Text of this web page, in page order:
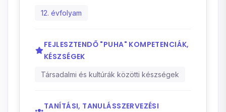
12. évfolyam
FEJLESZTENDŐ "PUHA" KOMPETENCIÁK,
KÉSZSÉGEK
Társadalmi és kultúrák közötti készségek
TANÍTÁSI, TANULÁSSZERVEZÉSI